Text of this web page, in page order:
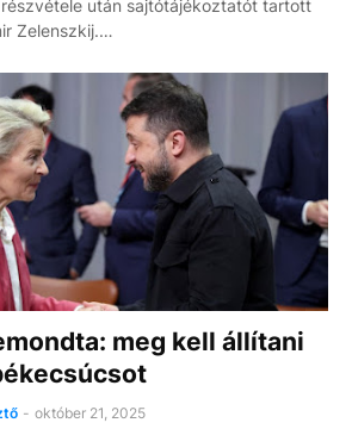
után sajtótájékoztatót tartott
Zelenszkij.…
meg kell állítani
- október 21, 2025